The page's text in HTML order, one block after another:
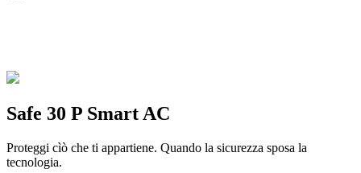
Safe 30 P Smart AC
Proteggi cìò che ti appartiene. Quando la sicurezza sposa la
tecnologia.